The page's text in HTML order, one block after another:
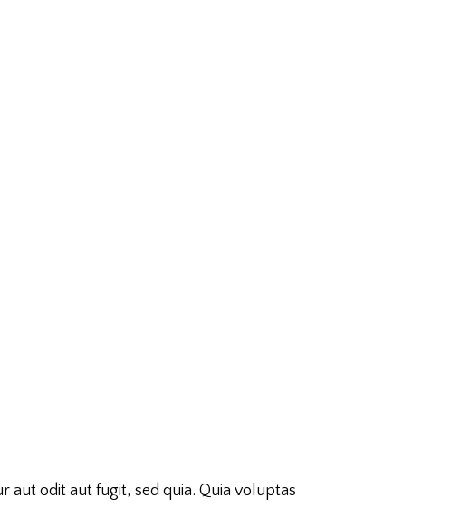
aut odit aut fugit, sed quia. Quia voluptas